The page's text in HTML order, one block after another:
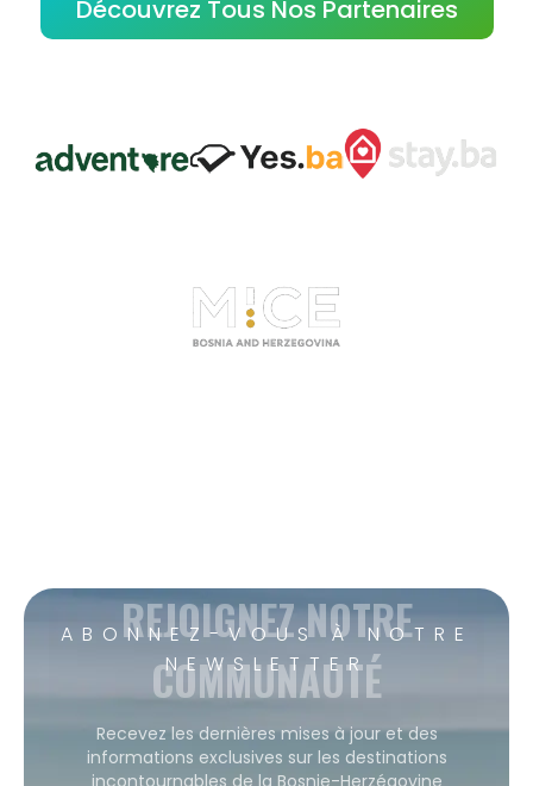
Découvrez Tous Nos Partenaires
ABONNEZ-VOUS À NOTRE
NEWSLETTER
REJOIGNEZ NOTRE
COMMUNAUTÉ
Recevez les dernières mises à jour et des
informations exclusives sur les destinations
incontournables de la Bosnie-Herzégovine